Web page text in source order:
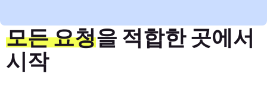
모든 요청을 적합한 곳에서
시작